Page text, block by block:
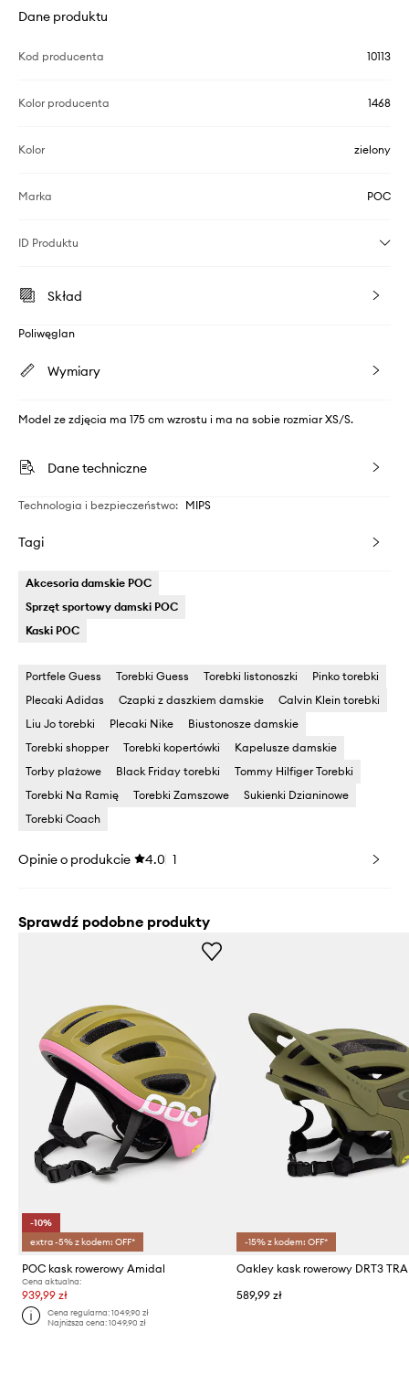
Dane produktu
Kod producenta 10113
Kolor producenta 1468
Kolor zielony
Marka POC
ID Produktu
Skład
Poliwęglan
Wymiary
Model ze zdjęcia ma 175 cm wzrostu i ma na sobie rozmiar XS/S.
Dane techniczne
Technologia i bezpieczeństwo: MIPS
Tagi
Akcesoria damskie POC
Sprzęt sportowy damski POC
Kaski POC
Portfele Guess Torebki Guess Torebki listonoszki
Pinko torebki
Plecaki Adidas
Czapki z daszkiem damskie
Calvin Klein torebki
Liu Jo torebki
Plecaki Nike
Biustonosze damskie
Torebki shopper
Torebki kopertówki
Kapelusze damskie
Torby plażowe
Black Friday torebki
Tommy Hilfiger Torebki
Torebki Na Ramię
Torebki Zamszowe
Sukienki Dzianinowe
Torebki Coach
Opinie o produkcie 4.0 1
Sprawdź podobne produkty
-10%
extra -5% z kodem: OFF*
POC kask rowerowy Amidal
Cena aktualna:
939,99 zł
Cena regularna:1049,90 zł
Najniższa cena:1049,90 zł
-15% z kodem: OFF*
589,99 zł